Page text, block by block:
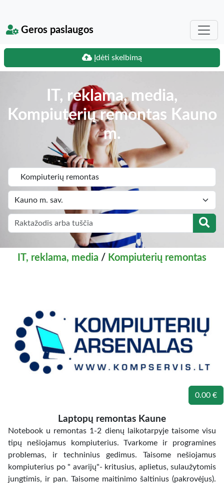
Geros paslaugos
Įdėti skelbimą
IT, reklama, media,
Kompiuterių remontas Kauno
m.
IT, reklama, media / Kompiuterių remontas
0.00 €
Laptopų remontas Kaune
Notebook u remontas 1-2 dienų laikotarpyje taisome visu
tipų nešiojamus kompiuterius. Tvarkome ir programines
problemas, ir techninius gedimus. Taisome nešiojamus
kompiuterius po " avarijų"- kritusius, aplietus, sulaužytomis
jungtimis, ir pan. Taisome maitinimo šaltinius (pakrovėjus).